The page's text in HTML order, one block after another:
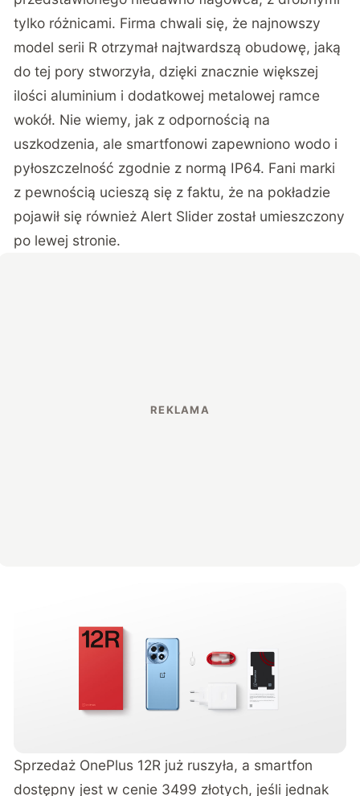
tylko różnicami. Firma chwali się, że najnowszy
model serii R otrzymał najtwardszą obudowę, jaką
do tej pory stworzyła, dzięki znacznie większej
ilości aluminium i dodatkowej metalowej ramce
wokół. Nie wiemy, jak z odpornością na
uszkodzenia, ale smartfonowi zapewniono wodo i
pyłoszczelność zgodnie z normą IP64. Fani marki
z pewnością ucieszą się z faktu, że na pokładzie
pojawił się również Alert Slider został umieszczony
po lewej stronie.
Sprzedaż OnePlus 12R już ruszyła, a smartfon
dostępny jest w cenie 3499 złotych, jeśli jednak